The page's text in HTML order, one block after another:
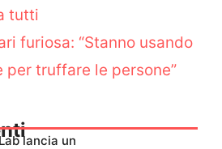
tutti
furiosa: “Stanno usando
per truffare le persone”
lancia un